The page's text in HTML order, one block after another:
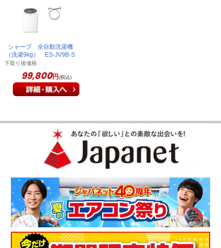
シャープ 全自動洗濯機
（洗濯9kg） ES-JV9B-S
下取り後価格
99,800円(税込)